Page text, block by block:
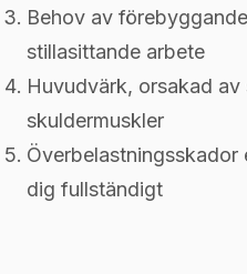
Behov av
stillasittande arbete
Huvudvärk, orsakad
skuldermuskler
Överbelastningsskador
dig fullständigt